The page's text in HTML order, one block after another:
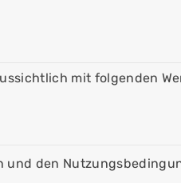
mit folgenden
den